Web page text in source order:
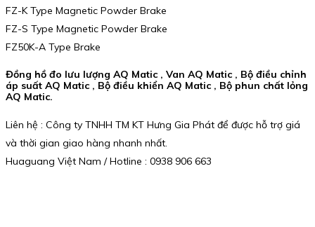
FZ-K Type Magnetic Powder Brake
FZ-S Type Magnetic Powder Brake
FZ50K-A Type Brake
Đồng hồ đo lưu lượng AQ Matic , Van AQ Matic , Bộ điều chỉnh
áp suất AQ Matic , Bộ điều khiển AQ Matic , Bộ phun chất lỏng
AQ Matic.
Liên hệ : Công ty TNHH TM KT Hưng Gia Phát để được hỗ trợ giá
và thời gian giao hàng nhanh nhất.
Huaguang Việt Nam / Hotline : 0938 906 663